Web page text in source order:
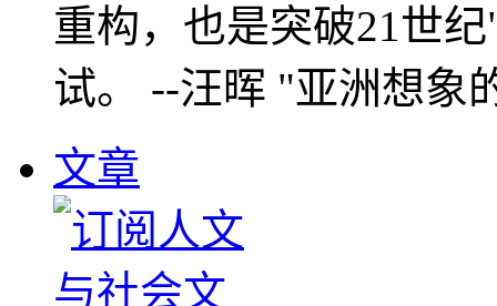
重构，也是突破21世
试。 --汪晖 "亚洲想象
文章